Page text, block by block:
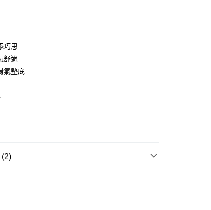
NT$1,600(含以上)免運費
巧思
舒適
氣墊底